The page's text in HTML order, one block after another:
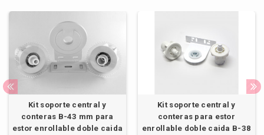
Kit soporte central y
conteras B-43 mm para
estor enrollable doble caida
Kit soporte central y
conteras para estor
enrollable doble caida B-38